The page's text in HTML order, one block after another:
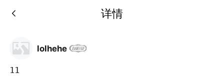
详情
lolhehe
11